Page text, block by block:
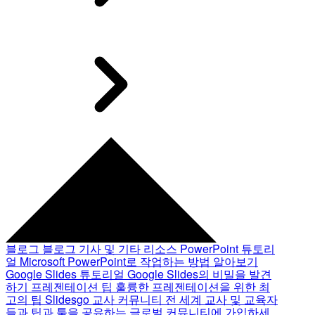
블로그 블로그 기사 및 기타 리소스 PowerPoint 튜토리
얼 Microsoft PowerPoint로 작업하는 방법 알아보기
Google Slides 튜토리얼 Google Slides의 비밀을 발견
하기 프레젠테이션 팁 훌륭한 프레젠테이션을 위한 최
고의 팁 Slidesgo 교사 커뮤니티 전 세계 교사 및 교육자